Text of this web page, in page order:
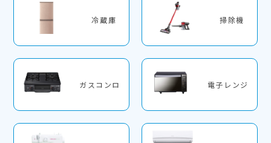
冷蔵庫 掃除機
ガスコンロ 電子レンジ